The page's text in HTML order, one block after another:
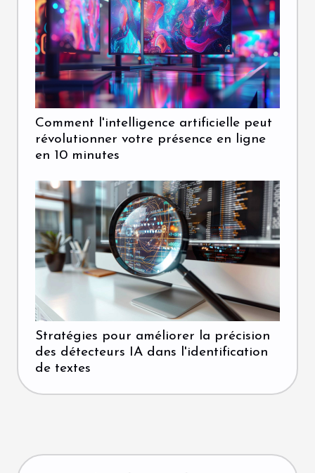
Comment l'intelligence artificielle peut
révolutionner votre présence en ligne
en 10 minutes
Stratégies pour améliorer la précision
des détecteurs IA dans l'identification
de textes